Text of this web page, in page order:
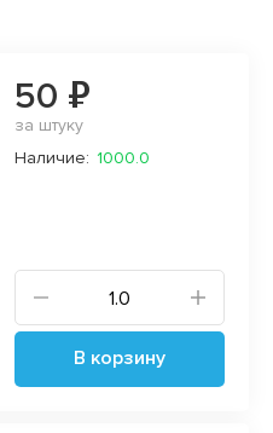
50 ₽
за штуку
Наличие: 1000.0
В корзину